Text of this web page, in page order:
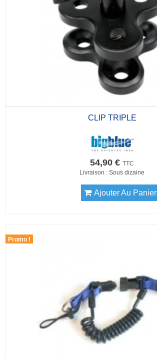
CLIP TRIPLE
54,90 € TTC
Livraison : Sous dizaine
Ajouter Au Panier
Promo !